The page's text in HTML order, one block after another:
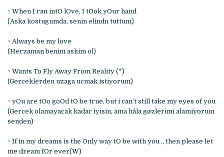
~ When I ran intO lOve, I tOok yOur hand
(Aska kostugumda, senin elindn tuttum)
~ Always be my love
(Herzaman benim askim ol)
~ Wants To Fly Away From Reality (*)
(Gerceklerden uzaga ucmak istiyorum)
~ yOu are tOo goOd tO be true, but i can’t still take my eyes of you
(Gercek olamayacak kadar iyisin, ama hâla gøzlerimi alamiyorum
senden)
~ If in my dreams is the Only way tO be with you ,, then please let
me dream fOr ever(W)